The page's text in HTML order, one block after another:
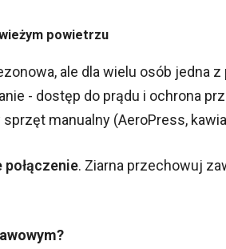
powietrzu
ale dla wielu osób jedna
- dostęp do prądu i ochrona
sprzęt manualny (AeroPress,
połączenie. Ziarna przechowuj